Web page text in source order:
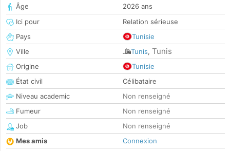
Âge
2026 ans
Ici pour
Relation sérieuse
Pays
Tunisie
Ville
Tunis, Tunis
Origine
Tunisie
État civil
Célibataire
Niveau academic
Non renseigné
Fumeur
Non renseigné
Job
Non renseigné
Mes amis
Connexion